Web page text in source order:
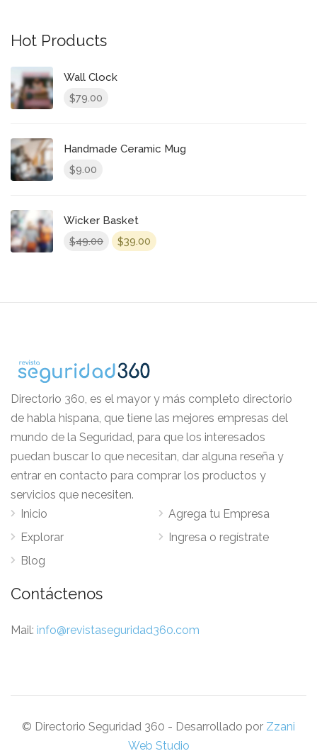
Hot Products
Wall Clock
$79.00
Handmade Ceramic Mug
$9.00
Wicker Basket
$49.00
El$39.00 El
Directorio 360, es el mayor y más completo directorio
de habla hispana, que tiene las mejores empresas del
mundo de la Seguridad, para que los interesados
puedan buscar lo que necesitan, dar alguna reseña y
entrar en contacto para comprar los productos y
servicios que necesiten.
Inicio
Explorar
Blog
Agrega tu Empresa
Ingresa o regístrate
Contáctenos
Mail: info@revistaseguridad360.com
© Directorio Seguridad 360 - Desarrollado por Zzani
Web Studio